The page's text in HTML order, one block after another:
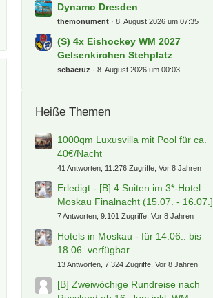
Dynamo Dresden
themonument 8. August 2026 um 07:35
(S) 4x Eishockey WM 2027
Gelsenkirchen Stehplatz
sebacruz 8. August 2026 um 00:03
Heiße Themen
1000qm Luxusvilla mit Pool für ca.
40€/Nacht
41 Antworten, 11.276 Zugriffe, Vor 8 Jahren
Erledigt - [B] 4 Suiten im 3*-Hotel
Moskau Finalnacht (15.07. - 16.07.]
7 Antworten, 9.101 Zugriffe, Vor 8 Jahren
Hotels in Moskau - für 14.06.. bis
18.06. verfügbar
13 Antworten, 7.324 Zugriffe, Vor 8 Jahren
[B] Zweiwöchige Rundreise nach